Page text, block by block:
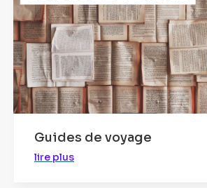
Guides de voyage
lire plus